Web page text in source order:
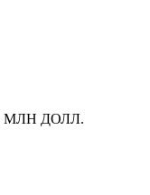
МЛН ДОЛЛ.